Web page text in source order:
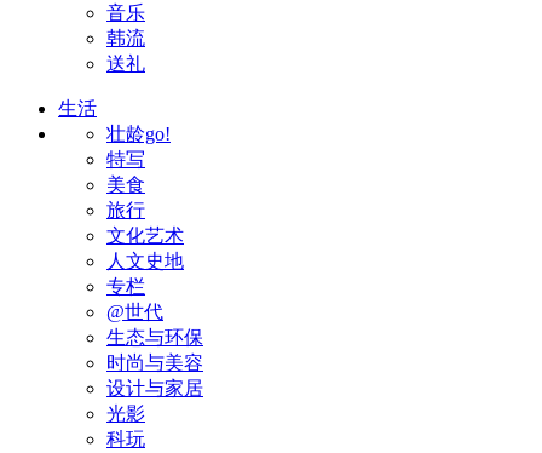
音乐
韩流
送礼
生活
壮龄go!
特写
美食
旅行
文化艺术
人文史地
专栏
@世代
生态与环保
时尚与美容
设计与家居
光影
科玩